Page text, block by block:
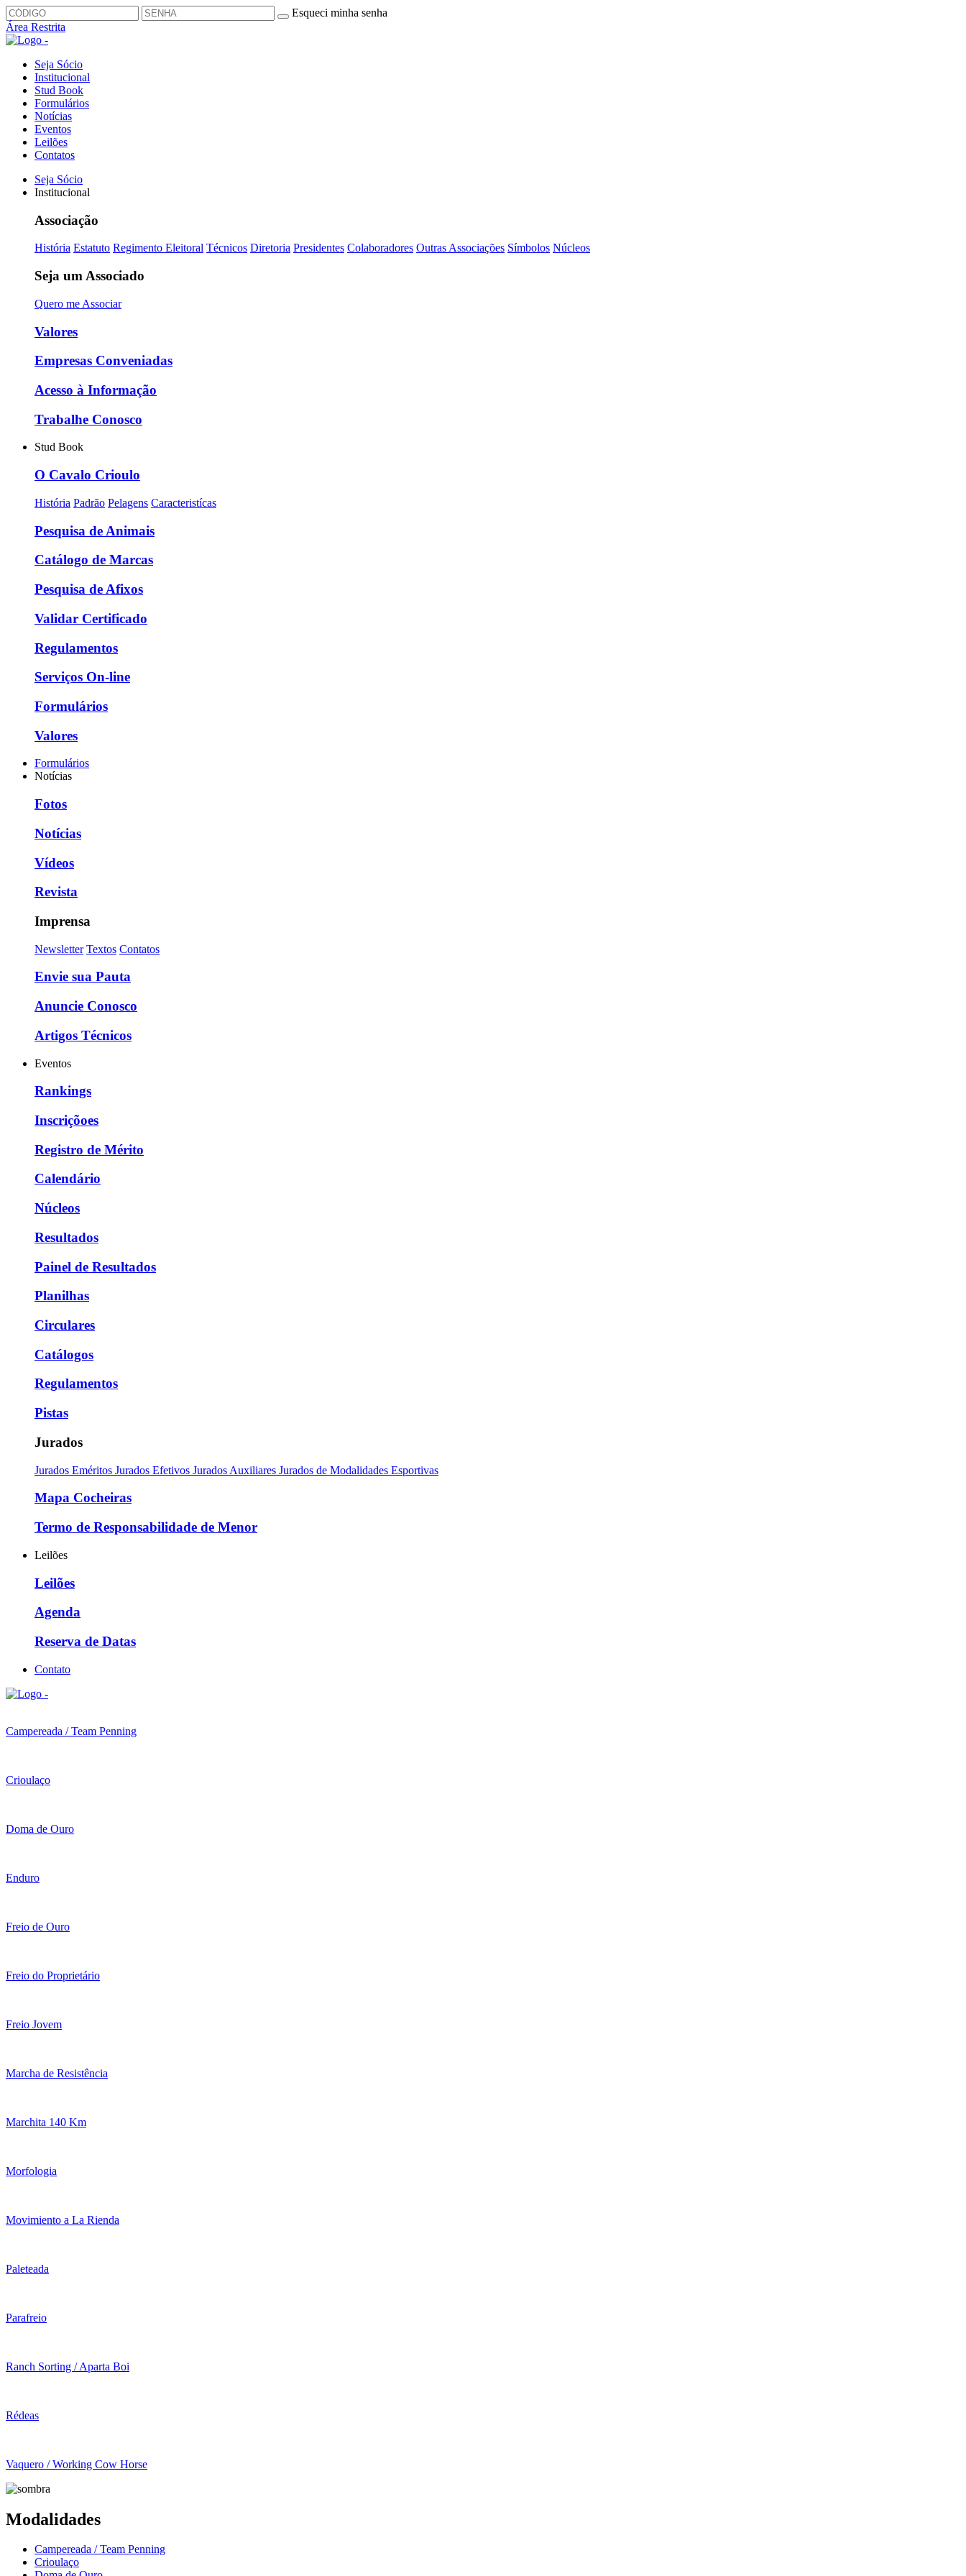
Esqueci minha senha
Área Restrita
Seja Sócio
Institucional
Stud Book
Formulários
Notícias
Eventos
Leilões
Contatos
Seja Sócio
Institucional
Associação
História Estatuto Regimento Eleitoral Técnicos Diretoria Presidentes Colaboradores Outras Associações Símbolos Núcleos
Seja um Associado
Quero me Associar
Valores
Empresas Conveniadas
Acesso à Informação
Trabalhe Conosco
Stud Book
O Cavalo Crioulo
História Padrão Pelagens Caracteristícas
Pesquisa de Animais
Catálogo de Marcas
Pesquisa de Afixos
Validar Certificado
Regulamentos
Serviços On-line
Formulários
Valores
Formulários
Notícias
Fotos
Notícias
Vídeos
Revista
Imprensa
Newsletter Textos Contatos
Envie sua Pauta
Anuncie Conosco
Artigos Técnicos
Eventos
Rankings
Inscriçõoes
Registro de Mérito
Calendário
Núcleos
Resultados
Painel de Resultados
Planilhas
Circulares
Catálogos
Regulamentos
Pistas
Jurados
Jurados Eméritos Jurados Efetivos Jurados Auxiliares Jurados de Modalidades Esportivas
Mapa Cocheiras
Termo de Responsabilidade de Menor
Leilões
Leilões
Agenda
Reserva de Datas
Contato
Campereada / Team Penning
Crioulaço
Doma de Ouro
Enduro
Freio de Ouro
Freio do Proprietário
Freio Jovem
Marcha de Resistência
Marchita 140 Km
Morfologia
Movimiento a La Rienda
Paleteada
Parafreio
Ranch Sorting / Aparta Boi
Rédeas
Vaquero / Working Cow Horse
Modalidades
Campereada / Team Penning
Crioulaço